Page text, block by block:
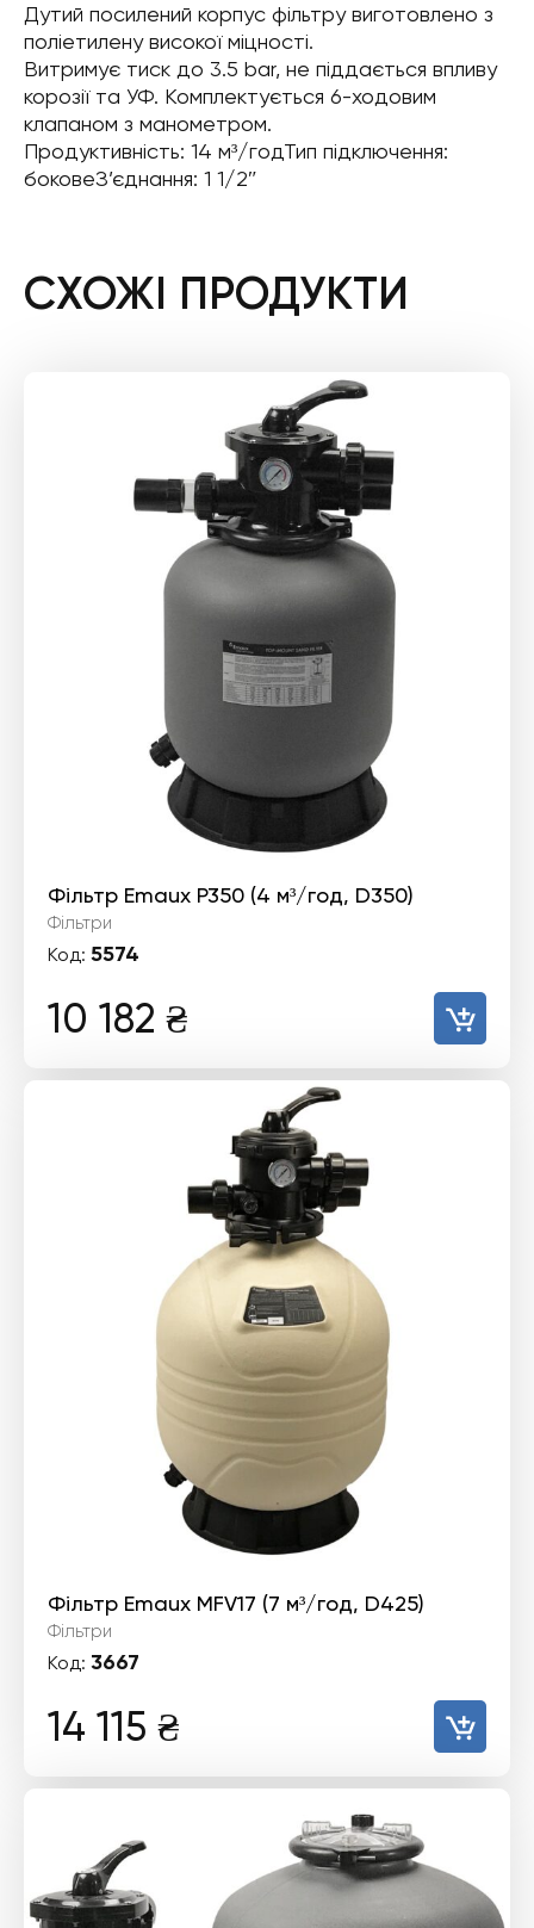
Дутий посилений корпус фільтру виготовлено з
поліетилену високої міцності.
Витримує тиск до 3.5 bar, не піддається впливу
корозії та УФ. Комплектується 6-ходовим
клапаном з манометром.
Продуктивність: 14 м³/годТип підключення:
боковеЗ’єднання: 1 1/2″
СХОЖІ ПРОДУКТИ
Фільтр Emaux P350 (4 м³/год, D350)
Фільтри
Код: 5574
10 182 ₴
Фільтр Emaux MFV17 (7 м³/год, D425)
Фільтри
Код: 3667
14 115 ₴